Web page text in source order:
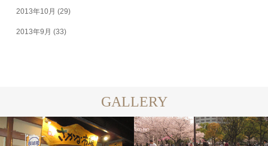
2013年10月 (29)
2013年9月 (33)
GALLERY